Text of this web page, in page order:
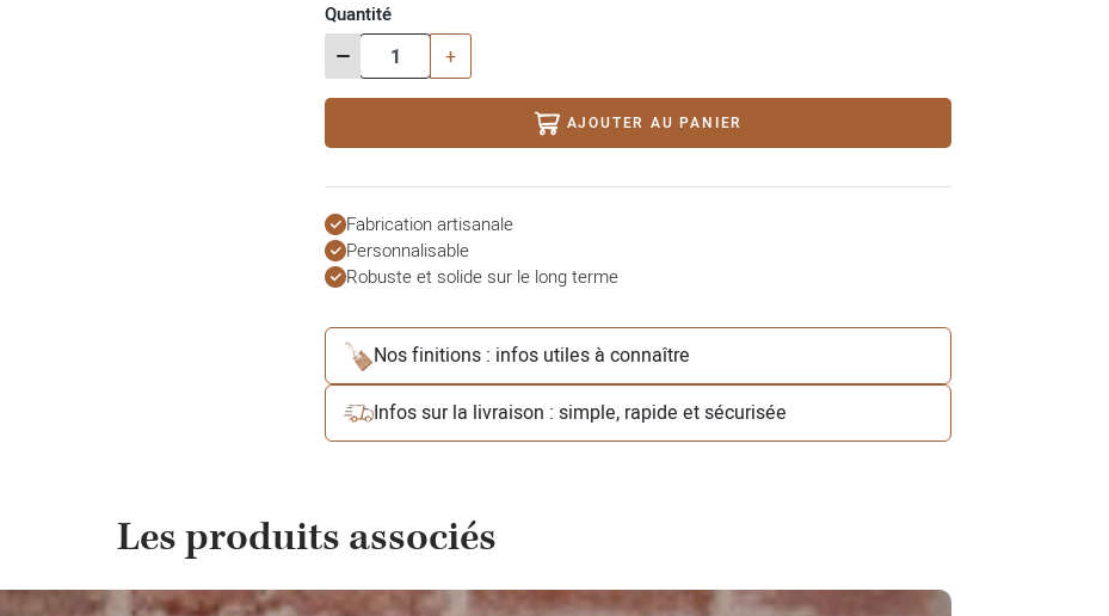
Quantité
- +
AJOUTER AU PANIER
Fabrication artisanale
Personnalisable
Robuste et solide sur le long terme
Nos finitions : infos utiles à connaître
Infos sur la livraison : simple, rapide et sécurisée
Les produits associés